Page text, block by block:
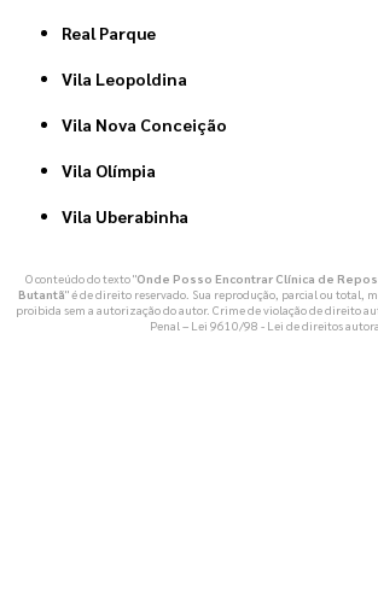
Real Parque
Vila Leopoldina
Vila Nova Conceição
Vila Olímpia
Vila Uberabinha
O conteúdo do texto "Onde Posso Encontrar Clínica de
Butantã" é de direito reservado. Sua reprodução, parcial ou total,
proibida sem a autorização do autor. Crime de violação de direito
Penal – Lei 9610/98 - Lei de direitos